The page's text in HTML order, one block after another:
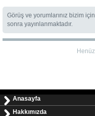
Görüş ve yorumlarınız bizim
sonra yayınlanmaktadır.
Anasayfa
Hakkımızda